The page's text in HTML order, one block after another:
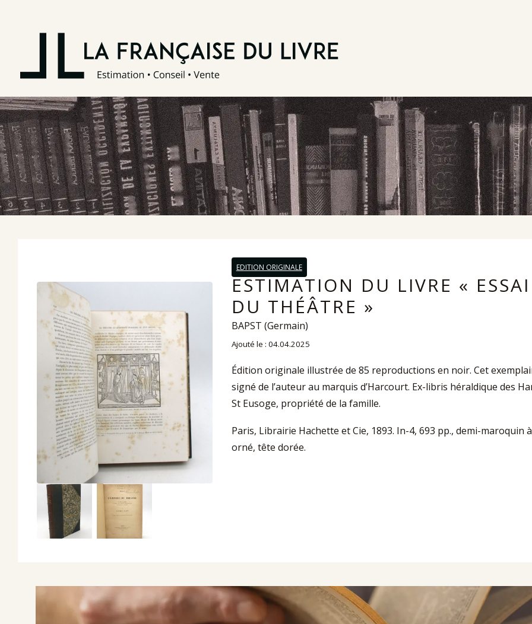
EDITION ORIGINALE
ESTIMATION DU LIVRE «
DU THÉÂTRE »
BAPST (Germain)
Ajouté le : 04.04.2025
Édition originale illustrée de 85 reproductions en noir. Cet
signé de l’auteur au marquis d’Harcourt. Ex-libris héraldique des
St Eusoge, propriété de la famille.
Paris, Librairie Hachette et Cie, 1893. In-4, 693 pp., demi-maroquin
orné, tête dorée.